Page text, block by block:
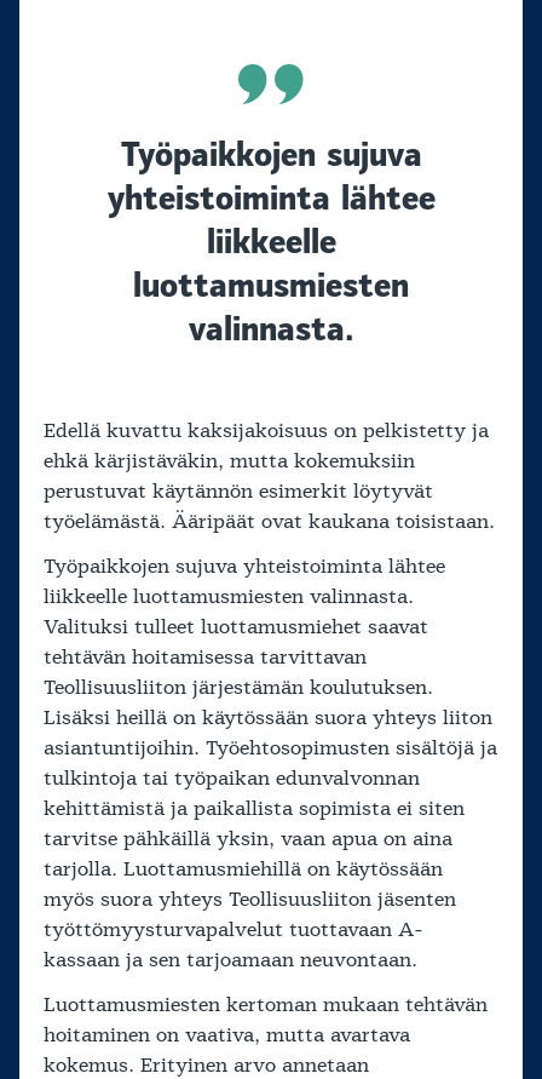
Työpaikkojen sujuva
yhteistoiminta lähtee
liikkeelle
luottamusmiesten
valinnasta.
Edellä kuvattu kaksijakoisuus on pelkistetty ja
ehkä kärjistäväkin, mutta kokemuksiin
perustuvat käytännön esimerkit löytyvät
työelämästä. Ääripäät ovat kaukana toisistaan.
Työpaikkojen sujuva yhteistoiminta lähtee
liikkeelle luottamusmiesten valinnasta.
Valituksi tulleet luottamusmiehet saavat
tehtävän hoitamisessa tarvittavan
Teollisuusliiton järjestämän koulutuksen.
Lisäksi heillä on käytössään suora yhteys liiton
asiantuntijoihin. Työehtosopimusten sisältöjä ja
tulkintoja tai työpaikan edunvalvonnan
kehittämistä ja paikallista sopimista ei siten
tarvitse pähkäillä yksin, vaan apua on aina
tarjolla. Luottamusmiehillä on käytössään
myös suora yhteys Teollisuusliiton jäsenten
työttömyysturvapalvelut tuottavaan A-
kassaan ja sen tarjoamaan neuvontaan.
Luottamusmiesten kertoman mukaan tehtävän
hoitaminen on vaativa, mutta avartava
kokemus. Erityinen arvo annetaan